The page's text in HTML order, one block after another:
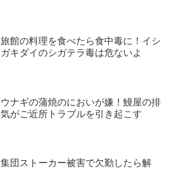
旅館の料理を食べたら食中毒に！イシ
ガキダイのシガテラ毒は危ないよ
ウナギの蒲焼のにおいが嫌！鰻屋の排
気がご近所トラブルを引き起こす
集団ストーカー被害で欠勤したら解